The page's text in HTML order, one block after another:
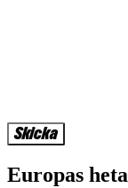
Europas